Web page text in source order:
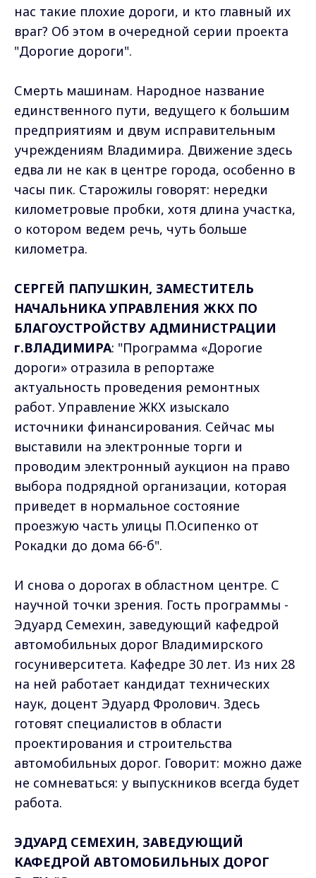
нас такие плохие дороги, и кто главный их
враг? Об этом в очередной серии проекта
"Дорогие дороги".
Смерть машинам. Народное название
единственного пути, ведущего к большим
предприятиям и двум исправительным
учреждениям Владимира. Движение здесь
едва ли не как в центре города, особенно в
часы пик. Старожилы говорят: нередки
километровые пробки, хотя длина участка,
о котором ведем речь, чуть больше
километра.
СЕРГЕЙ ПАПУШКИН, ЗАМЕСТИТЕЛЬ
НАЧАЛЬНИКА УПРАВЛЕНИЯ ЖКХ ПО
БЛАГОУСТРОЙСТВУ АДМИНИСТРАЦИИ
г.ВЛАДИМИРА: "Программа «Дорогие
дороги» отразила в репортаже
актуальность проведения ремонтных
работ. Управление ЖКХ изыскало
источники финансирования. Сейчас мы
выставили на электронные торги и
проводим электронный аукцион на право
выбора подрядной организации, которая
приведет в нормальное состояние
проезжую часть улицы П.Осипенко от
Рокадки до дома 66-б".
И снова о дорогах в областном центре. С
научной точки зрения. Гость программы -
Эдуард Семехин, заведующий кафедрой
автомобильных дорог Владимирского
госуниверситета. Кафедре 30 лет. Из них 28
на ней работает кандидат технических
наук, доцент Эдуард Фролович. Здесь
готовят специалистов в области
проектирования и строительства
автомобильных дорог. Говорит: можно даже
не сомневаться: у выпускников всегда будет
работа.
ЭДУАРД СЕМЕХИН, ЗАВЕДУЮЩИЙ
КАФЕДРОЙ АВТОМОБИЛЬНЫХ ДОРОГ